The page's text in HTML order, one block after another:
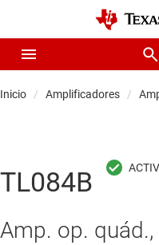
Inicio Amplificadores
TL084B
Amp. op. quád.,